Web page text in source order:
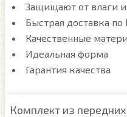
Защищают от влаги
Быстрая доставка по
Качественные
Идеальная форма
Гарантия качества
Комплект из передних